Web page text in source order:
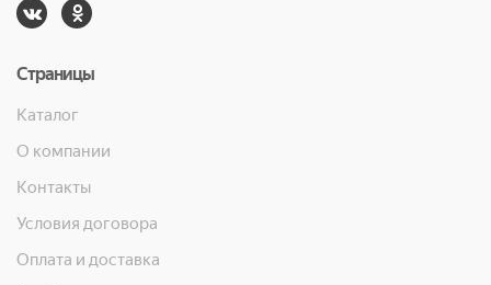
Страницы
Каталог
О компании
Контакты
Условия договора
Оплата и доставка